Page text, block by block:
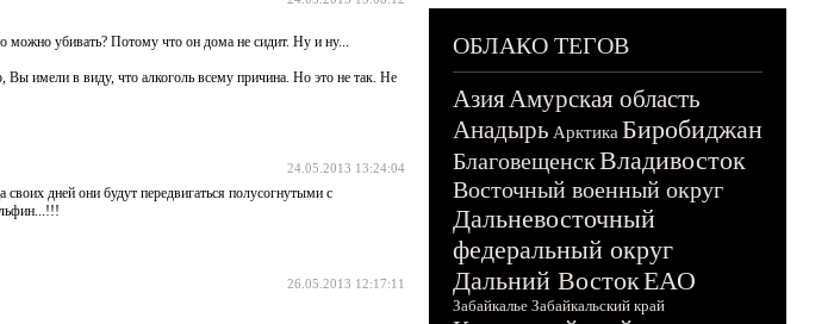
убивать? Потому что он дома не сидит. Ну и ну...
имели в виду, что алкоголь всему причина. Но это не так. Не
24.05.2013 13:24:04
дней они будут передвигаться полусогнутыми с
26.05.2013 12:17:11
ОБЛАКО ТЕГОВ
АзияАмурская область
Анадырь Арктика Биробиджан
БлаговещенскВладивосток
Восточный военный округ
Дальневосточный
федеральный округ
Дальний ВостокЕАО
Забайкалье Забайкальский край